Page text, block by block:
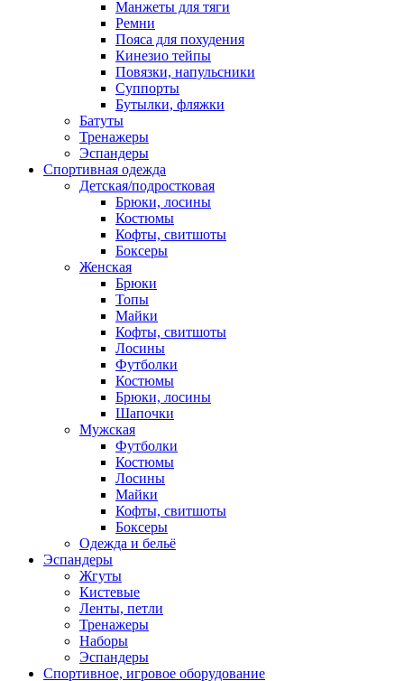
Манжеты для тяги
Ремни
Пояса для похудения
Кинезио тейпы
Повязки, напульсники
Суппорты
Бутылки, фляжки
Батуты
Тренажеры
Эспандеры
Спортивная одежда
Детская/подростковая
Брюки, лосины
Костюмы
Кофты, свитшоты
Боксеры
Женская
Брюки
Топы
Майки
Кофты, свитшоты
Лосины
Футболки
Костюмы
Брюки, лосины
Шапочки
Мужская
Футболки
Костюмы
Лосины
Майки
Кофты, свитшоты
Боксеры
Одежда и бельё
Эспандеры
Жгуты
Кистевые
Ленты, петли
Тренажеры
Наборы
Эспандеры
Спортивное, игровое оборудование